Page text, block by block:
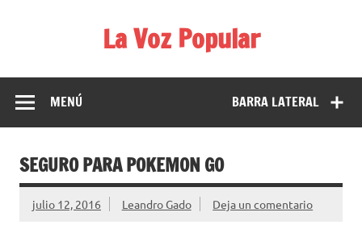
La Voz Popular
para reírse de las verdaderas.
BARRA LATERAL
MENÚ
SEGURO PARA POKEMON GO
julio 12, 2016 Leandro Gado Deja un comentario